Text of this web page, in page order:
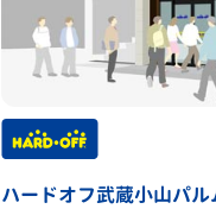
ハードオフ武蔵小山パル